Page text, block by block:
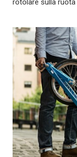
rotolare sulla ruota